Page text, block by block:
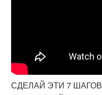
СДЕЛАЙ ЭТИ 7